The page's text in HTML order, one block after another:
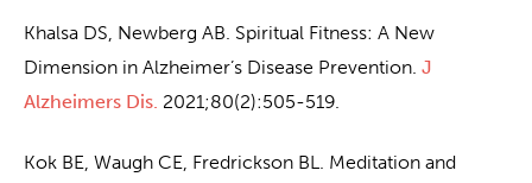
Khalsa DS, Newberg AB. Spiritual Fitness: A New
Dimension in Alzheimer’s Disease Prevention. J
Alzheimers Dis. 2021;80(2):505-519.
Kok BE, Waugh CE, Fredrickson BL. Meditation and